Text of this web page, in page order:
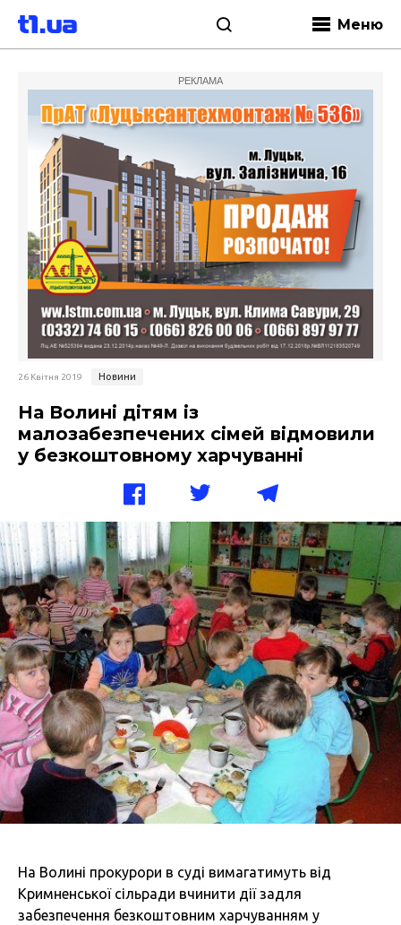
Меню
РЕКЛАМА
26 Квітня 2019 Новини
На Волині дітям із
малозабезпечених сімей відмовили
у безкоштовному харчуванні
На Волині прокурори в суді вимагатимуть від
Кримненської сільради вчинити дії задля
забезпечення безкоштовним харчуванням у